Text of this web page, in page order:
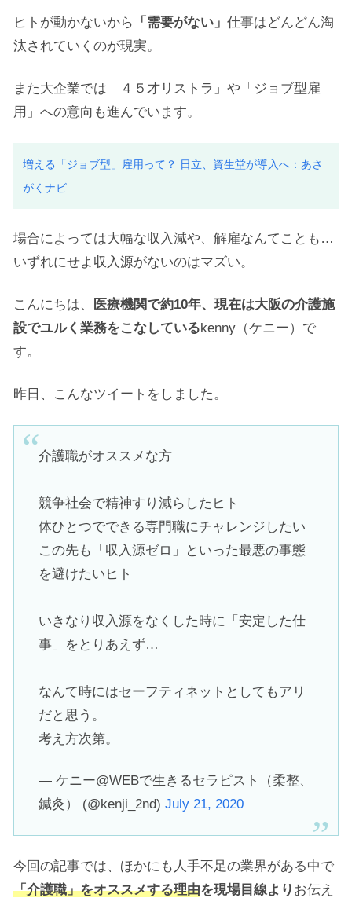
ヒトが動かないから 「需要がない」 仕事はどんどん淘
汰されていくのが現実。
また大企業では「４５才リストラ」や「ジョブ型雇
用」への意向も進んでいます。
増える「ジョブ型」雇用って？ 日立、資生堂が導入へ ： あさ
がく ナビ
場合によっては大幅な収入減や、解雇なんてことも…
いずれにせよ収入源がないのはマズい。
こんにちは、
医療機関で約10年、現在は大阪の介護施
設でユルく業務をこなしているkenny（ケニー）で
す。
昨日、こんなツイートをしました。
介護職がオススメな方
競争社会で精神すり減らしたヒト
体ひとつでできる専門職にチャレンジしたい
この先も「収入源ゼロ」といった最悪の事態
を避けたいヒト
いきなり収入源をなくした時に「安定した仕
事」をとりあえず…
なんて時にはセーフティネットとしてもアリ
だと思う。
考え方次第。
— ケニー@WEBで生きるセラピスト（柔整、
鍼灸） (@kenji_2nd) July 21, 2020
今回の記事では、ほかにも人手不足の業界がある中で
「介護職」をオススメする理由を現場目線より お伝え